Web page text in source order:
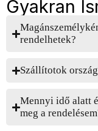
Gyakran
rendelhetek?
Szállítotok
Mennyi idő alatt
meg a